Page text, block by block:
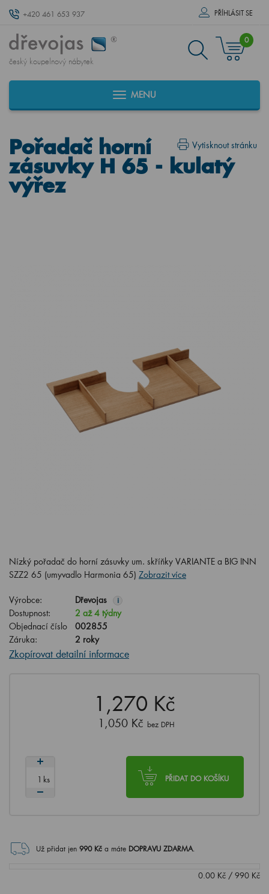
+420 461 653 937 PŘÍHLÁSIT SE
český koupelnový nábytek
0
MENU
Vytisknout stránku
Pořadač horní
zásuvky H 65 - kulatý
výřez
Nízký pořadač do horní zásuvky um. skříňky VARIANTE a BIG INN
SZZ2 65 (umyvadlo Harmonia 65) Zobrazit více
Výrobce: Dřevojas i
Dostupnost:
2 až 4 týdny
Objednací číslo
002855
Záruka:
2 roky
Zkopírovat detailní informace
1,270 Kč
1,050 Kč bez DPH
PŘIDAT DO KOŠÍKU
ks
Už přidat jen 990Kč a máte DOPRAVU ZDARMA.
0.00 Kč / 990 Kč